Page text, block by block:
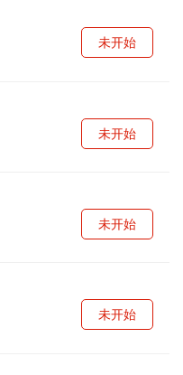
未开始
未开始
未开始
未开始